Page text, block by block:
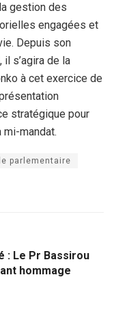
gestion des
engagées et
Depuis son
s’agira de la
à cet exercice de
stratégique pour
mandat.
parlementaire
: Le Pr Bassirou
hommage